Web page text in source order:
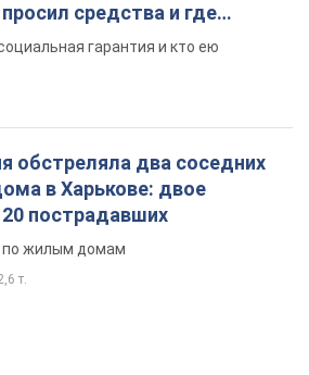
средства и где
гарантия и кто ею
обстреляла два соседних
в Харькове: двое
пострадавших
по жилым домам
т.